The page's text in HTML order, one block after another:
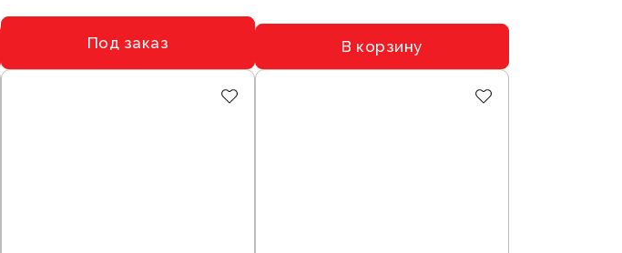
Под заказ В корзину